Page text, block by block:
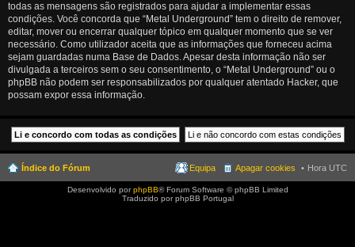
todas as mensagens são registrados para ajudar a implementar essas
condições. Você concorda que “Metal Underground” tem o direito de remover,
editar, mover ou encerrar qualquer tópico em qualquer momento que se ver
necessário. Como utilizador aceita que as informações que forneceu acima
sejam guardadas numa Base de Dados. Apesar desta informação não ser
divulgada a terceiros sem o seu consentimento, o “Metal Underground” ou o
phpBB não podem ser responsabilizados por qualquer atentado Hacker, que
possam expor essa informação.
Índice do Fórum Hora UTC
Apagar cookies
Equipa
Desenvolvido porphpBB® Forum Software © phpBB Limited
Traduzido por phpBB Portugal